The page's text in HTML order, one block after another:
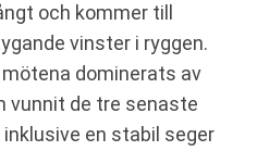
och kommer till
vinster i ryggen.
dominerats av
vunnit de tre senaste
en stabil seger